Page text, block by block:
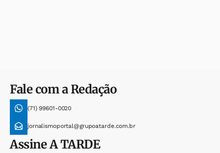
Fale com a Redação
(71) 99601-0020
jornalismoportal@grupoatarde.com.br
AssineA TARDE